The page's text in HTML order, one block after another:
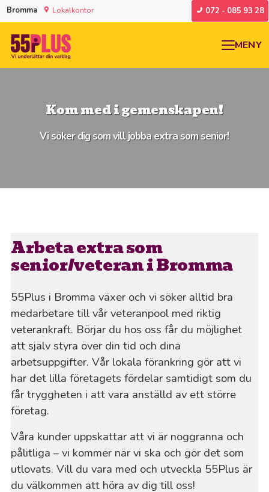
Bromma Lokalkontor 072 - 085 93 28
MENY
Kom med i gemenskapen!
Vi söker dig som vill jobba extra som senior!
Arbeta extra som
senior/veteran i Bromma
55Plus i Bromma växer och vi söker alltid bra
medarbetare till vår veteranpool med riktig
veterankraft. Börjar du hos oss får du möjlighet
att själv styra över din tid och dina
arbetsuppgifter. Vår lokala förankring gör att vi
har det lilla företagets fördelar samtidigt som du
får tryggheten i att vara anställd av ett större
företag.
Våra kunder uppskattar att vi är noggranna och
pålitliga – vi kommer när vi ska och gör det som
utlovats. Vill du vara med och utveckla 55Plus är
du välkommen att höra av dig till oss!